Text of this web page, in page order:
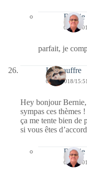
Bernie
08/12/
parfait, je
La Gauffre
08/12/2018/15:51
Hey bonjour
sympas ces thèmes
ça me tente bien de
si vous êtes
Bernie
08/12/